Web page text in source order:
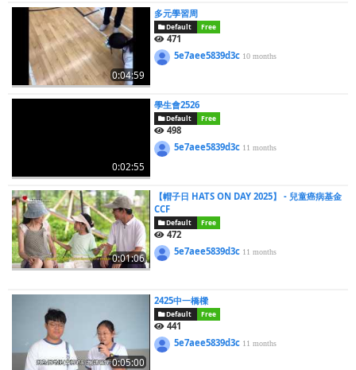
0:04:59
多元學習周
Default Free
471
5e7aee5839d3c 10 months
0:02:55
學生會2526
Default Free
498
5e7aee5839d3c 11 months
0:01:06
【帽子日 HATS ON DAY 2025】 - 兒童癌病基金
CCF
Default Free
472
5e7aee5839d3c 11 months
0:05:00
2425中一橋樑
Default Free
441
5e7aee5839d3c 11 months